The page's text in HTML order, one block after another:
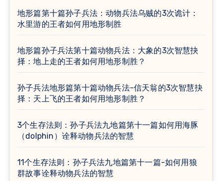
地形篇第十篇孙子兵法：动物兵法乌贼的3次诡计：
水里游的王者如何用地形制胜
地形篇孙子兵法第十篇动物兵法：大象的3次智慧抉
择：地上走的王者如何用地形制胜？
孙子兵法地形篇第十篇动物兵法-信天翁的3次智慧抉
择：天上飞的王者如何用地形制胜？
3个生存法则：孙子兵法九地篇第十一篇如何用海豚
（dolphin）诠释动物兵法的智慧
11个生存法则：孙子兵法九地篇第十一篇-如何用狼
群故事诠释动物兵法的智慧